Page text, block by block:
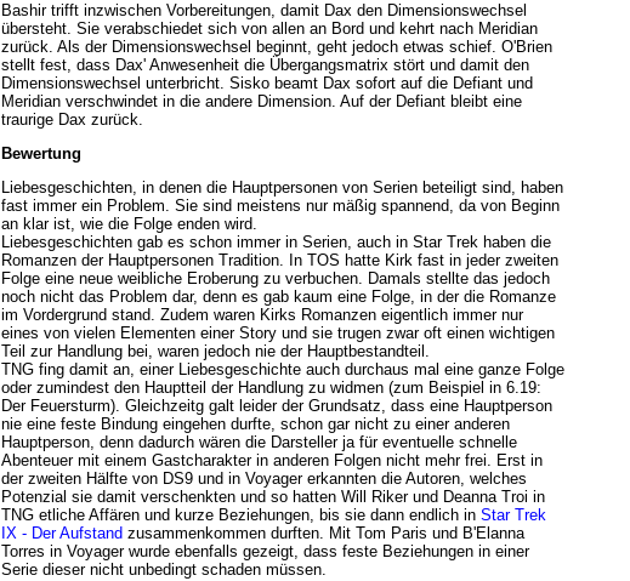
Bashir trifft inzwischen Vorbereitungen, damit Dax den Dimensionswechsel
übersteht. Sie verabschiedet sich von allen an Bord und kehrt nach Meridian
zurück. Als der Dimensionswechsel beginnt, geht jedoch etwas schief. O'Brien
stellt fest, dass Dax' Anwesenheit die Übergangsmatrix stört und damit den
Dimensionswechsel unterbricht. Sisko beamt Dax sofort auf die Defiant und
Meridian verschwindet in die andere Dimension. Auf der Defiant bleibt eine
traurige Dax zurück.
Bewertung
Liebesgeschichten, in denen die Hauptpersonen von Serien beteiligt sind, haben
fast immer ein Problem. Sie sind meistens nur mäßig spannend, da von Beginn
an klar ist, wie die Folge enden wird.
Liebesgeschichten gab es schon immer in Serien, auch in Star Trek haben die
Romanzen der Hauptpersonen Tradition. In TOS hatte Kirk fast in jeder zweiten
Folge eine neue weibliche Eroberung zu verbuchen. Damals stellte das jedoch
noch nicht das Problem dar, denn es gab kaum eine Folge, in der die Romanze
im Vordergrund stand. Zudem waren Kirks Romanzen eigentlich immer nur
eines von vielen Elementen einer Story und sie trugen zwar oft einen wichtigen
Teil zur Handlung bei, waren jedoch nie der Hauptbestandteil.
TNG fing damit an, einer Liebesgeschichte auch durchaus mal eine ganze Folge
oder zumindest den Hauptteil der Handlung zu widmen (zum Beispiel in 6.19:
Der Feuersturm). Gleichzeitg galt leider der Grundsatz, dass eine Hauptperson
nie eine feste Bindung eingehen durfte, schon gar nicht zu einer anderen
Hauptperson, denn dadurch wären die Darsteller ja für eventuelle schnelle
Abenteuer mit einem Gastcharakter in anderen Folgen nicht mehr frei. Erst in
der zweiten Hälfte von DS9 und in Voyager erkannten die Autoren, welches
Potenzial sie damit verschenkten und so hatten Will Riker und Deanna Troi in
TNG etliche Affären und kurze Beziehungen, bis sie dann endlich in Star Trek
IX - Der Aufstand zusammenkommen durften. Mit Tom Paris und B'Elanna
Torres in Voyager wurde ebenfalls gezeigt, dass feste Beziehungen in einer
Serie dieser nicht unbedingt schaden müssen.